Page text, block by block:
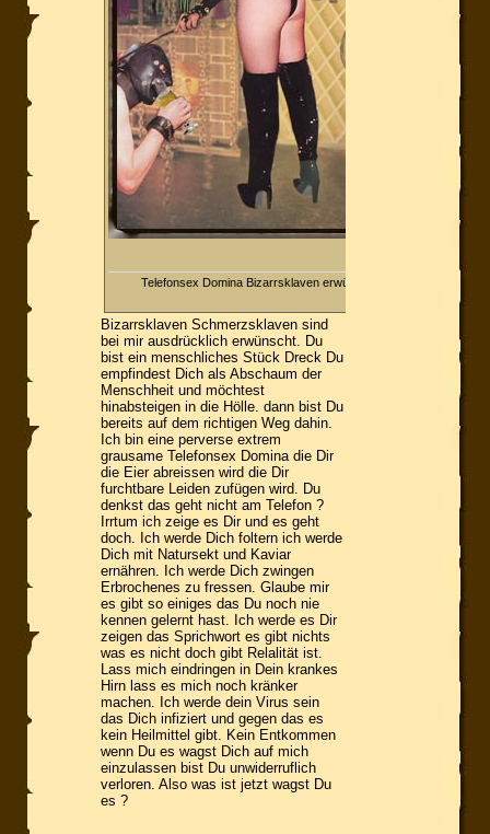
Telefonsex Domina Bizarrsklaven erwünscht
Bizarrsklaven Schmerzsklaven sind
bei mir ausdrücklich erwünscht. Du
bist ein menschliches Stück Dreck Du
empfindest Dich als Abschaum der
Menschheit und möchtest
hinabsteigen in die Hölle. dann bist Du
bereits auf dem richtigen Weg dahin.
Ich bin eine perverse extrem
grausame Telefonsex Domina die Dir
die Eier abreissen wird die Dir
furchtbare Leiden zufügen wird. Du
denkst das geht nicht am Telefon ?
Irrtum ich zeige es Dir und es geht
doch. Ich werde Dich foltern ich werde
Dich mit Natursekt und Kaviar
ernähren. Ich werde Dich zwingen
Erbrochenes zu fressen. Glaube mir
es gibt so einiges das Du noch nie
kennen gelernt hast. Ich werde es Dir
zeigen das Sprichwort es gibt nichts
was es nicht doch gibt Relalität ist.
Lass mich eindringen in Dein krankes
Hirn lass es mich noch kränker
machen. Ich werde dein Virus sein
das Dich infiziert und gegen das es
kein Heilmittel gibt. Kein Entkommen
wenn Du es wagst Dich auf mich
einzulassen bist Du unwiderruflich
verloren. Also was ist jetzt wagst Du
es ?